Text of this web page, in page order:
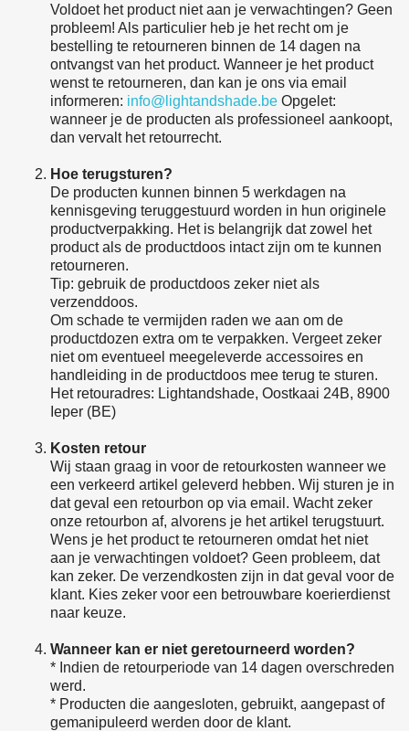
Voldoet het product niet aan je verwachtingen? Geen
probleem! Als particulier heb je het recht om je
bestelling te retourneren binnen de 14 dagen na
ontvangst van het product. Wanneer je het product
wenst te retourneren, dan kan je ons via email
informeren: info@lightandshade.be Opgelet:
wanneer je de producten als professioneel aankoopt,
dan vervalt het retourrecht.
Hoe terugsturen?
De producten kunnen binnen 5 werkdagen na
kennisgeving teruggestuurd worden in hun originele
productverpakking. Het is belangrijk dat zowel het
product als de productdoos intact zijn om te kunnen
retourneren.
Tip: gebruik de productdoos zeker niet als
verzenddoos.
Om schade te vermijden raden we aan om de
productdozen extra om te verpakken. Vergeet zeker
niet om eventueel meegeleverde accessoires en
handleiding in de productdoos mee terug te sturen.
Het retouradres: Lightandshade, Oostkaai 24B, 8900
Ieper (BE)
Kosten retour
Wij staan graag in voor de retourkosten wanneer we
een verkeerd artikel geleverd hebben. Wij sturen je in
dat geval een retourbon op via email. Wacht zeker
onze retourbon af, alvorens je het artikel terugstuurt.
Wens je het product te retourneren omdat het niet
aan je verwachtingen voldoet? Geen probleem, dat
kan zeker. De verzendkosten zijn in dat geval voor de
klant. Kies zeker voor een betrouwbare koerierdienst
naar keuze.
Wanneer kan er niet geretourneerd worden?
* Indien de retourperiode van 14 dagen overschreden
werd.
* Producten die aangesloten, gebruikt, aangepast of
gemanipuleerd werden door de klant.